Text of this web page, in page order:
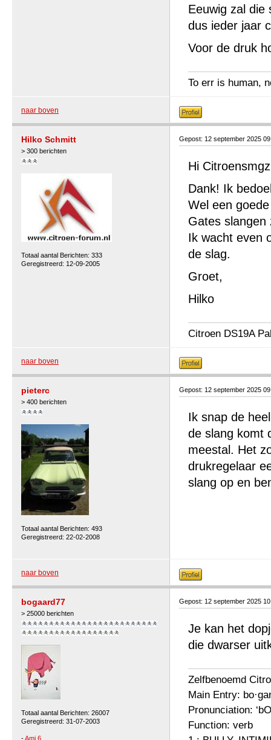
Eeuwig zal die
dus ieder jaar
Voor de druk
To err is human,
naar boven
Hilko Schmitt
> 300 berichten
Totaal aantal Berichten: 333
Geregistreerd: 12-09-2005
Gepost: 12 september 2025
Hi
Dank! Ik
Wel een
Gates slangen
Ik wacht even
de slag.
Groet,
Hilko
Citroen DS19A
naar boven
pieterc
> 400 berichten
Totaal aantal Berichten: 493
Geregistreerd: 22-02-2008
Gepost: 12 september 2025
Ik snap de
de slang komt
meestal. Het
drukregelaar
slang op en
naar boven
bogaard77
> 25000 berichten
Totaal aantal Berichten: 26007
Geregistreerd: 31-07-2003
-Ami 6
Gepost: 12 september 2025
Je kan het
die dwarser
Zelfbenoemd
Main Entry:
Pronunciation:
Function: verb